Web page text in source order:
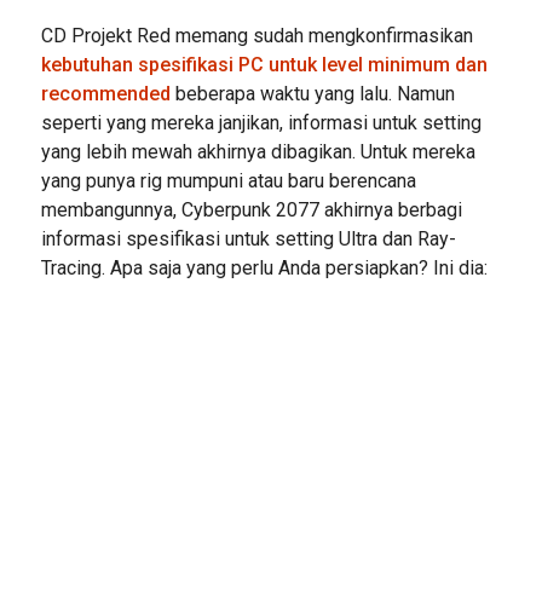
CD Projekt Red memang sudah mengkonfirmasikan
kebutuhan spesifikasi PC untuk level minimum dan
recommended beberapa waktu yang lalu. Namun
seperti yang mereka janjikan, informasi untuk setting
yang lebih mewah akhirnya dibagikan. Untuk mereka
yang punya rig mumpuni atau baru berencana
membangunnya, Cyberpunk 2077 akhirnya berbagi
informasi spesifikasi untuk setting Ultra dan Ray-
Tracing. Apa saja yang perlu Anda persiapkan? Ini dia: